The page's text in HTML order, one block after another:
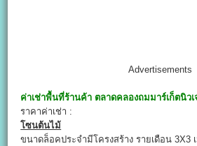
Advertisements
ค่าเช่าพื้นที่ร้านค้า ตลาดคลองถมมาร์เก็ตนิว
ราคาค่าเช่า :
โซนต้นไม้
ขนาดล็อคประจำมีโครงสร้าง รายเดือน 3X3